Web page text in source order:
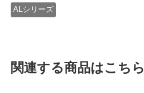
ALシリーズ
関連する商品はこちら